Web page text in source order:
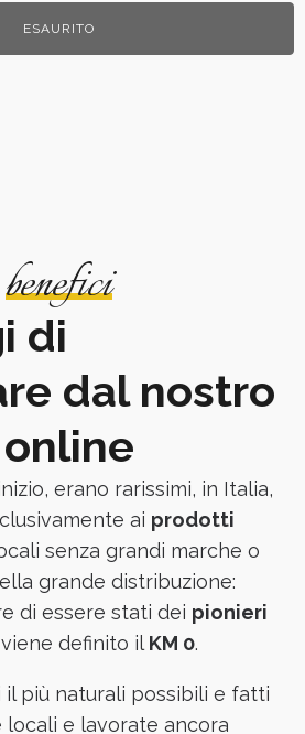
ESAURITO
benefici
di
dal nostro
erano rarissimi, in Italia,
ai prodotti
senza grandi marche o
grande distribuzione:
di essere stati dei pionieri
definito il KM 0.
il più naturali possibili e fatti
e lavorate ancora